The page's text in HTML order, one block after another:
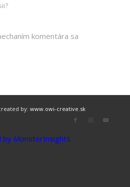
komentára sa
by: www.owi-creative.sk